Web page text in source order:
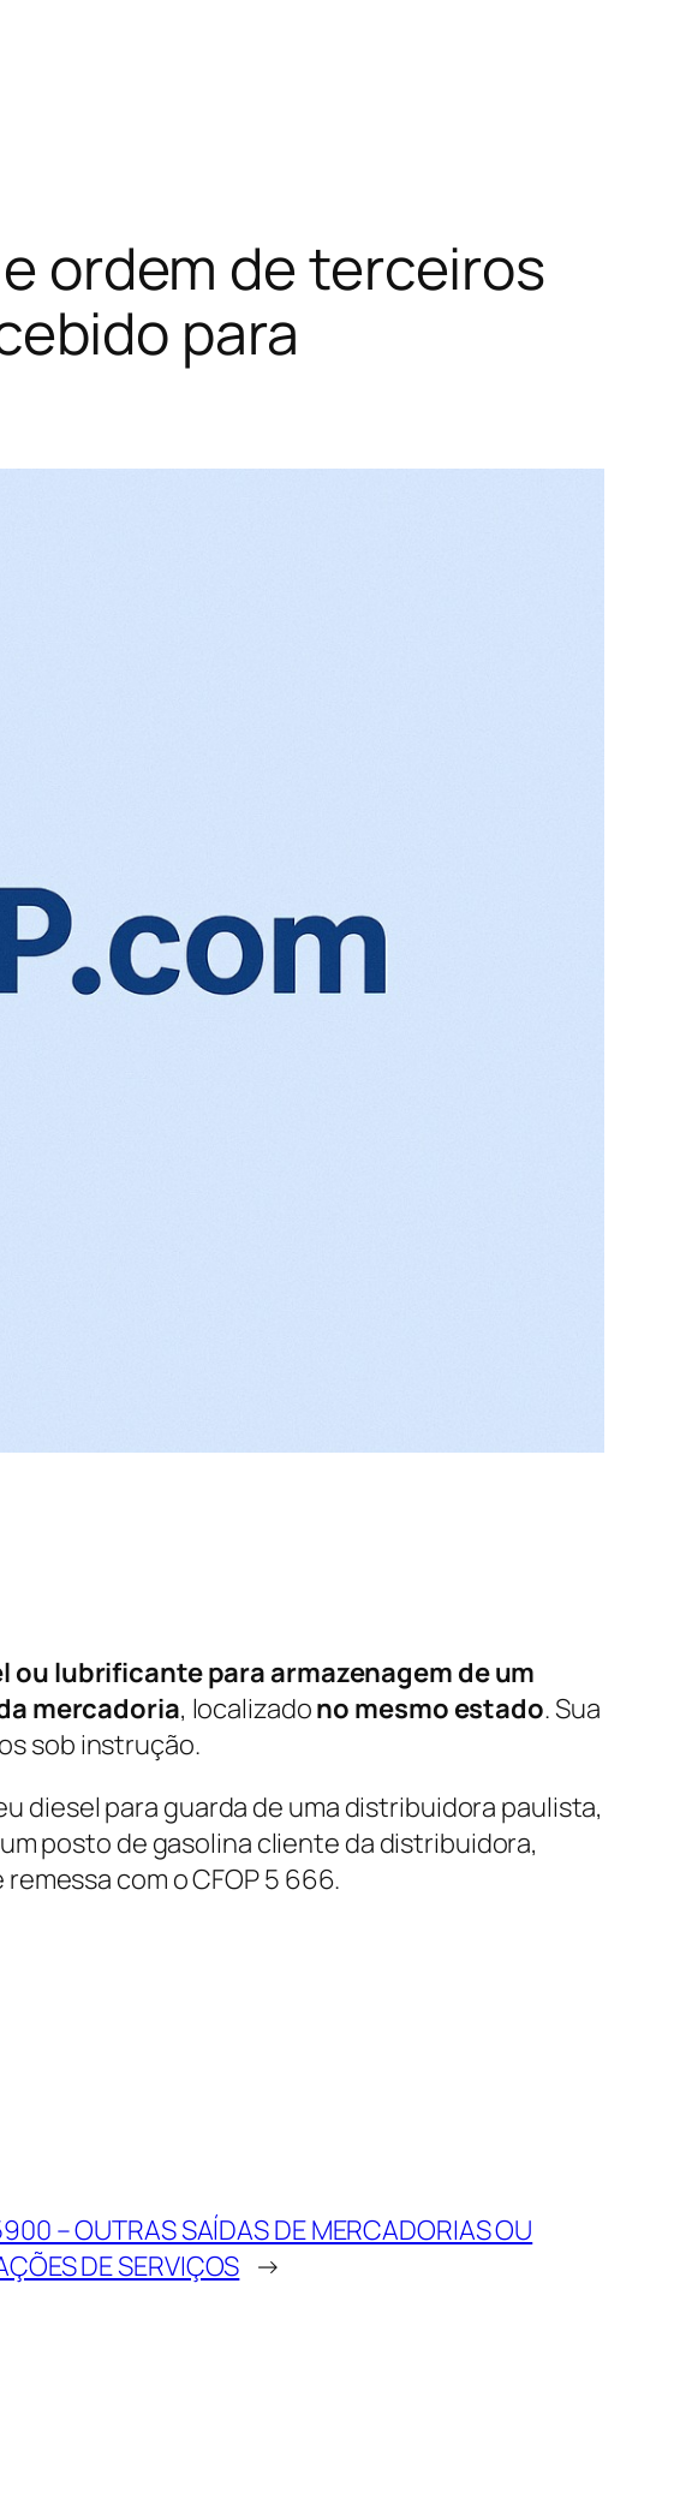
ordem de terceiros
para
lubrificante para armazenagem de um
mercadoria, localizadono mesmo estado. Sua
sob instrução.
diesel para guarda de uma distribuidora paulista,
posto de gasolina cliente da distribuidora,
com o CFOP 5 666.
– OUTRAS SAÍDAS DE MERCADORIAS OU
DE SERVIÇOS →